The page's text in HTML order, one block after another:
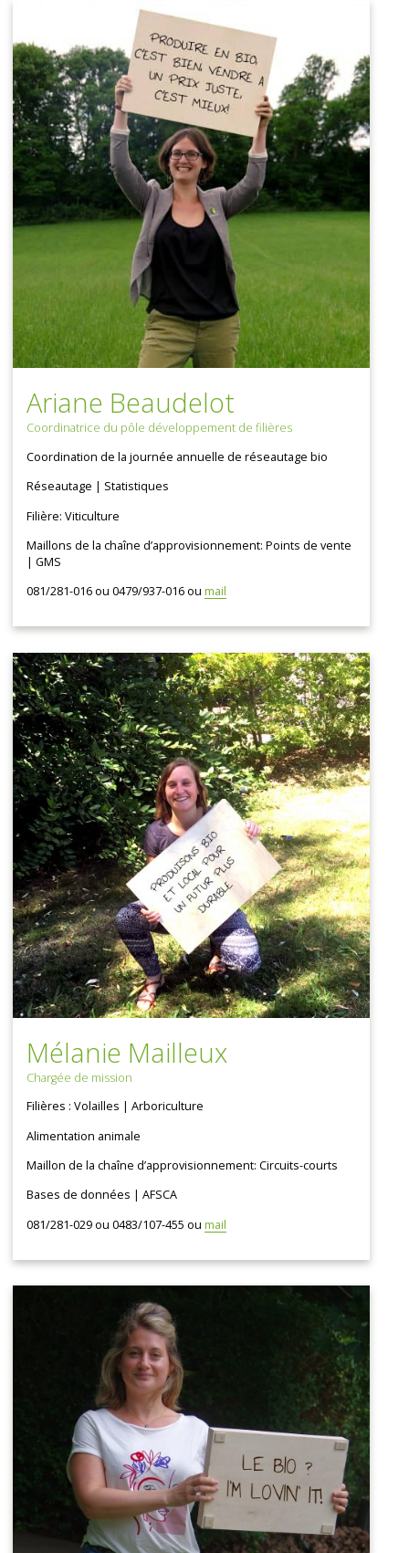
Ariane Beaudelot
Coordinatrice du pôle développement de filières
Coordination de la journée annuelle de réseautage bio
Réseautage | Statistiques
Filière: Viticulture
Maillons de la chaîne d’approvisionnement: Points de vente
| GMS
081/281-016 ou 0479/937-016 ou mail
Mélanie Mailleux
Chargée de mission
Filières : Volailles | Arboriculture
Alimentation animale
Maillon de la chaîne d’approvisionnement: Circuits-courts
Bases de données | AFSCA
081/281-029 ou 0483/107-455 ou mail